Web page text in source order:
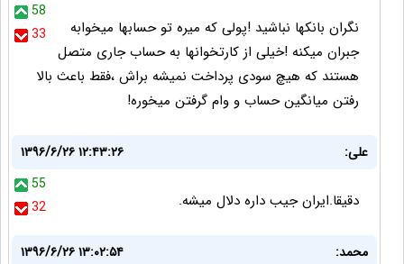
58
33
نگران بانکها نباشید !پولی که میره تو حسابها میخوابه
جبران میکنه !خیلی از کارتخوانها به حساب جاری متصل
هستند که هیچ سودی پرداخت نمیشه براش ،فقط باعث بالا
رفتن میانگین حساب و وام گرفتن میخوره!
علی:
۱۳۹۶/۶/۲۶ ۱۲:۴۳:۲۶
55
32
دقیقا.ایران جیب داره دلال میشه.
محمد:
۱۳۹۶/۶/۲۶ ۱۳:۰۲:۵۴